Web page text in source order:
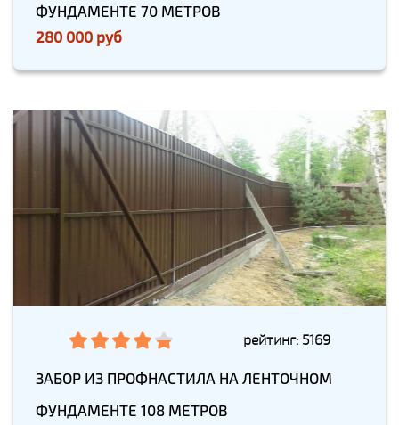
ФУНДАМЕНТЕ 70 МЕТРОВ
280 000 руб
рейтинг: 5169
ЗАБОР ИЗ ПРОФНАСТИЛА НА ЛЕНТОЧНОМ
ФУНДАМЕНТЕ 108 МЕТРОВ